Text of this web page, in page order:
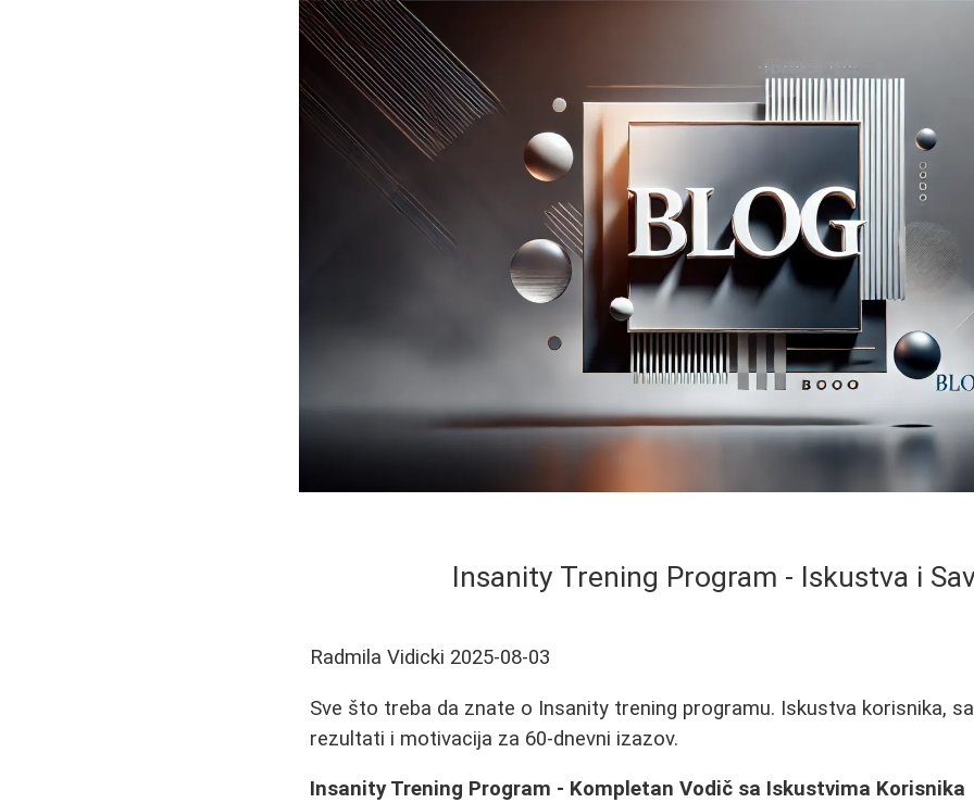
Insanity Trening Program - Iskustva i
Radmila Vidicki 2025-08-03
Sve što treba da znate o Insanity trening programu. Iskustva korisnika,
rezultati i motivacija za 60-dnevni izazov.
Insanity Trening Program - Kompletan Vodič sa Iskustvima Korisnika